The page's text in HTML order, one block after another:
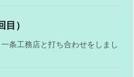
）
条工務店と打ち合わせをしまし